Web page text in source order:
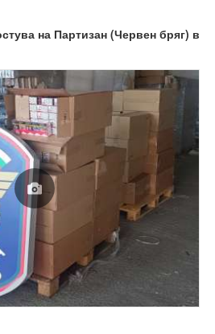
на Партизан (Червен бряг) в